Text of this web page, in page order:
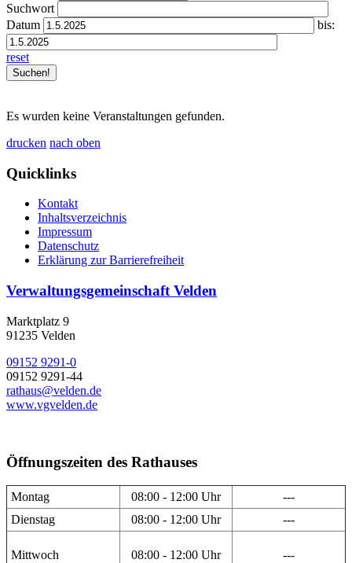
Suchwort
Datum
bis:
reset
Es wurden keine Veranstaltungen gefunden.
drucken nach oben
Quicklinks
Kontakt
Inhaltsverzeichnis
Impressum
Datenschutz
Erklärung zur Barrierefreiheit
Verwaltungsgemeinschaft Velden
Marktplatz 9
91235 Velden
09152 9291-0
09152 9291-44
rathaus@velden.de
www.vgvelden.de
Öffnungszeiten des Rathauses
Montag 08:00 - 12:00 Uhr
---
Dienstag
08:00 - 12:00 Uhr ---
Mittwoch 08:00 - 12:00 Uhr ---